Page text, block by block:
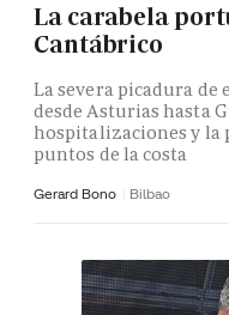
La carabela
Cantábrico
La severa picadura de
desde Asturias hasta
hospitalizaciones y la
puntos de la costa
Gerard Bono Bilbao